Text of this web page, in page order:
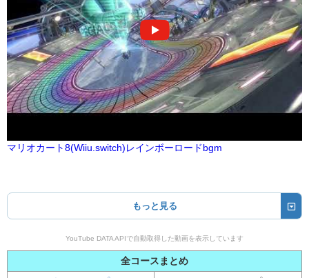
マリオカート8(Wiiu.switch)レインボーロードbgm
もっと見る
YouTube DATA APIで自動取得した動画を表示しています
全コースまとめ